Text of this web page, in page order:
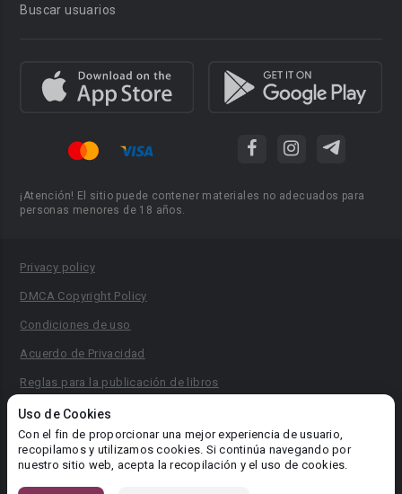
Uso de Cookies
Con el fin de proporcionar una mejor experiencia de usuario,
recopilamos y utilizamos cookies. Si continúa navegando por
nuestro sitio web, acepta la recopilación y el uso de cookies.
Buscar usuarios
¡Atención! El sitio puede contener materiales no adecuados para
personas menores de 18 años.
Privacy policy
DMCA Copyright Policy
Condiciones de uso
Acuerdo de Privacidad
Reglas para la publicación de libros
Área RR.PP.: pr@booknet.com
© 2026 Booknet. Todos los derechos reservados.